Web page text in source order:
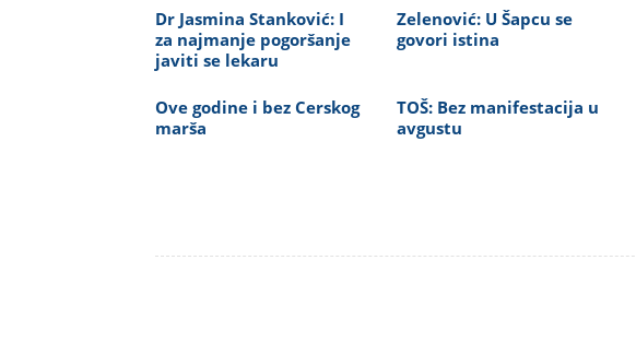
Dr Jasmina Stanković: I
za najmanje pogoršanje
javiti se lekaru
Zelenović: U Šapcu se
govori istina
Ove godine i bez Cerskog
marša
TOŠ: Bez manifestacija u
avgustu